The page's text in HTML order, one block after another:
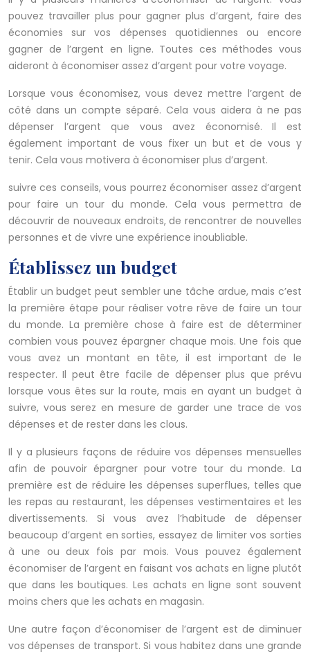
pouvez travailler plus pour gagner plus d’argent, faire des
économies sur vos dépenses quotidiennes ou encore
gagner de l’argent en ligne. Toutes ces méthodes vous
aideront à économiser assez d’argent pour votre voyage.
Lorsque vous économisez, vous devez mettre l’argent de
côté dans un compte séparé. Cela vous aidera à ne pas
dépenser l’argent que vous avez économisé. Il est
également important de vous fixer un but et de vous y
tenir. Cela vous motivera à économiser plus d’argent.
suivre ces conseils, vous pourrez économiser assez d’argent
pour faire un tour du monde. Cela vous permettra de
découvrir de nouveaux endroits, de rencontrer de nouvelles
personnes et de vivre une expérience inoubliable.
Établissez un budget
Établir un budget peut sembler une tâche ardue, mais c’est
la première étape pour réaliser votre rêve de faire un tour
du monde. La première chose à faire est de déterminer
combien vous pouvez épargner chaque mois. Une fois que
vous avez un montant en tête, il est important de le
respecter. Il peut être facile de dépenser plus que prévu
lorsque vous êtes sur la route, mais en ayant un budget à
suivre, vous serez en mesure de garder une trace de vos
dépenses et de rester dans les clous.
Il y a plusieurs façons de réduire vos dépenses mensuelles
afin de pouvoir épargner pour votre tour du monde. La
première est de réduire les dépenses superflues, telles que
les repas au restaurant, les dépenses vestimentaires et les
divertissements. Si vous avez l’habitude de dépenser
beaucoup d’argent en sorties, essayez de limiter vos sorties
à une ou deux fois par mois. Vous pouvez également
économiser de l’argent en faisant vos achats en ligne plutôt
que dans les boutiques. Les achats en ligne sont souvent
moins chers que les achats en magasin.
Une autre façon d’économiser de l’argent est de diminuer
vos dépenses de transport. Si vous habitez dans une grande